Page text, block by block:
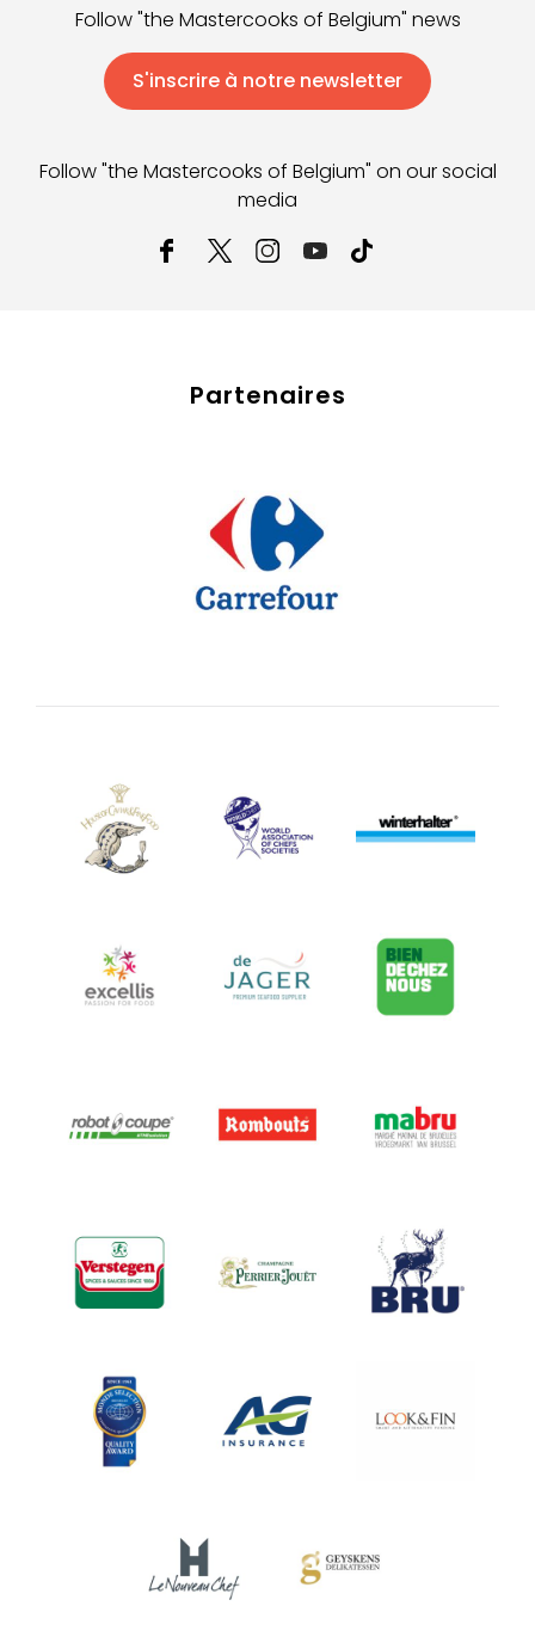
Follow "the Mastercooks of Belgium" news
S'inscrire à notre newsletter
Follow "the Mastercooks of Belgium" on our social
media
Partenaires